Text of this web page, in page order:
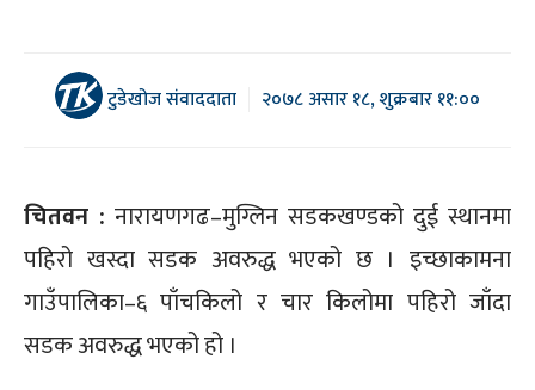
टुडेखोज संवाददाता २०७८ असार १८, शुक्रबार ११:००
चितवन : नारायणगढ–मुग्लिन सडकखण्डको दुई स्थानमा
पहिरो खस्दा सडक अवरुद्ध भएको छ । इच्छाकामना
गाउँपालिका–६ पाँचकिलो र चार किलोमा पहिरो जाँदा
सडक अवरुद्ध भएको हो ।